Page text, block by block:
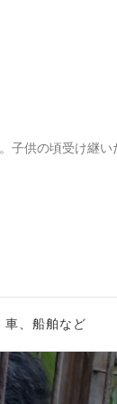
子供の頃受け継い
車、船舶など